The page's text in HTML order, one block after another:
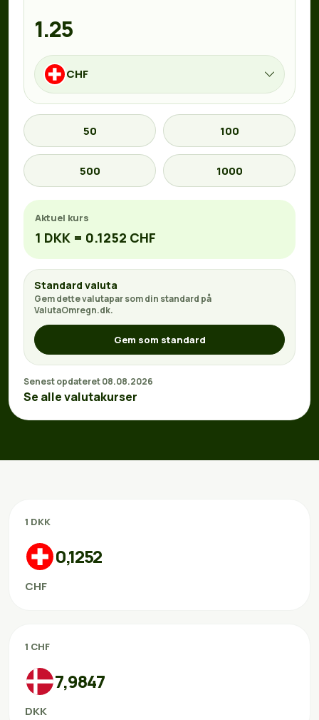
CHF
50 100
500 1000
Aktuel kurs
1 DKK = 0.1252 CHF
Standard valuta
Gem dette valutapar som din standard på
ValutaOmregn.dk.
Gem som standard
Senest opdateret 08.08.2026
Se alle valutakurser
1 DKK
0,1252
CHF
1 CHF
7,9847
DKK